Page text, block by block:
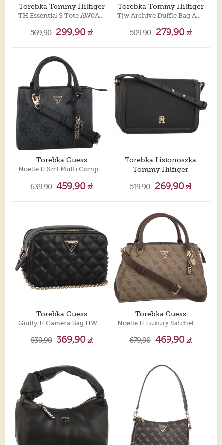
Torebka Tommy Hilfiger
TH Essential S Tote AW0AW15717 BDS
569,90 299,90zł
Torebka Tommy Hilfiger
Tjw Archive Duffle Bag AW0AW16498 BDS
509,90 279,90zł
Torebka Guess
Noelle II Sml Multi Comp Stchl HWSO96 72050 Coal Logo
639,90 459,90zł
Torebka Listonoszka
Tommy Hilfiger
519,90 269,90zł
Torebka Guess
Giully II Camera Bag HWQG96 73140 Black
539,90 369,90zł
Torebka Guess
679,90 469,90zł